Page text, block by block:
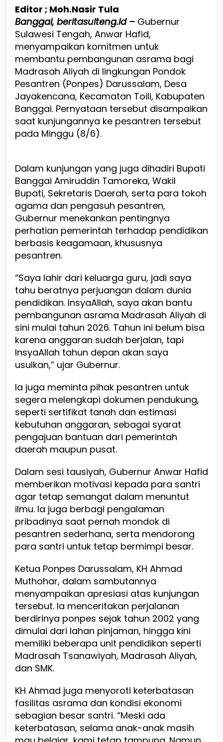
u
b
e
n
u
r
A
n
w
a
H
S
i
a
k
a
n
a
u
a
n
P
e
m
b
a
n
g
a
n
A
a
m
i
a
g
g
i
Editor ; Moh.Nasir Tula
Banggai, beritasulteng.id – Gubernur
Sulawesi Tengah, Anwar Hafid,
menyampaikan komitmen untuk
membantu pembangunan asrama bagi
Madrasah Aliyah di lingkungan Pondok
Pesantren (Ponpes) Darussalam, Desa
Jayakencana, Kecamatan Toili, Kabupaten
Banggai. Pernyataan tersebut disampaikan
saat kunjungannya ke pesantren tersebut
pada Minggu (8/6).
Dalam kunjungan yang juga dihadiri Bupati
Banggai Amiruddin Tamoreka, Wakil
Bupati, Sekretaris Daerah, serta para tokoh
agama dan pengasuh pesantren,
Gubernur menekankan pentingnya
perhatian pemerintah terhadap pendidikan
berbasis keagamaan, khususnya
pesantren.
“Saya lahir dari keluarga guru, jadi saya
tahu beratnya perjuangan dalam dunia
pendidikan. InsyaAllah, saya akan bantu
pembangunan asrama Madrasah Aliyah di
sini mulai tahun 2026. Tahun ini belum bisa
karena anggaran sudah berjalan, tapi
InsyaAllah tahun depan akan saya
usulkan,” ujar Gubernur.
Ia juga meminta pihak pesantren untuk
segera melengkapi dokumen pendukung,
seperti sertifikat tanah dan estimasi
kebutuhan anggaran, sebagai syarat
pengajuan bantuan dari pemerintah
daerah maupun pusat.
Dalam sesi tausiyah, Gubernur Anwar Hafid
memberikan motivasi kepada para santri
agar tetap semangat dalam menuntut
ilmu. Ia juga berbagi pengalaman
pribadinya saat pernah mondok di
pesantren sederhana, serta mendorong
para santri untuk tetap bermimpi besar.
Ketua Ponpes Darussalam, KH Ahmad
Muthohar, dalam sambutannya
menyampaikan apresiasi atas kunjungan
tersebut. Ia menceritakan perjalanan
berdirinya ponpes sejak tahun 2002 yang
dimulai dari lahan pinjaman, hingga kini
memiliki beberapa unit pendidikan seperti
Madrasah Tsanawiyah, Madrasah Aliyah,
dan SMK.
KH Ahmad juga menyoroti keterbatasan
fasilitas asrama dan kondisi ekonomi
sebagian besar santri. “Meski ada
keterbatasan, selama anak-anak masih